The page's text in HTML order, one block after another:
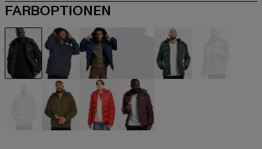
FARBOPTIONEN
schwarzblau blau blau